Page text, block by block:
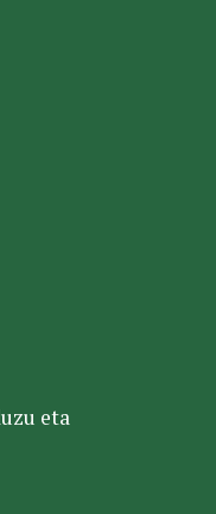
eta